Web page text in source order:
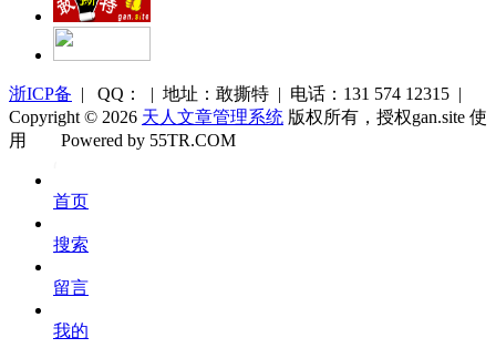
浙ICP备 | QQ： | 地址：敢撕特 | 电话：131 574 12315 |
Copyright © 2026 天人文章管理系统 版权所有，授权gan.site 使
用
库
Powered by 55TR.COM
首页
搜索
留言
我的